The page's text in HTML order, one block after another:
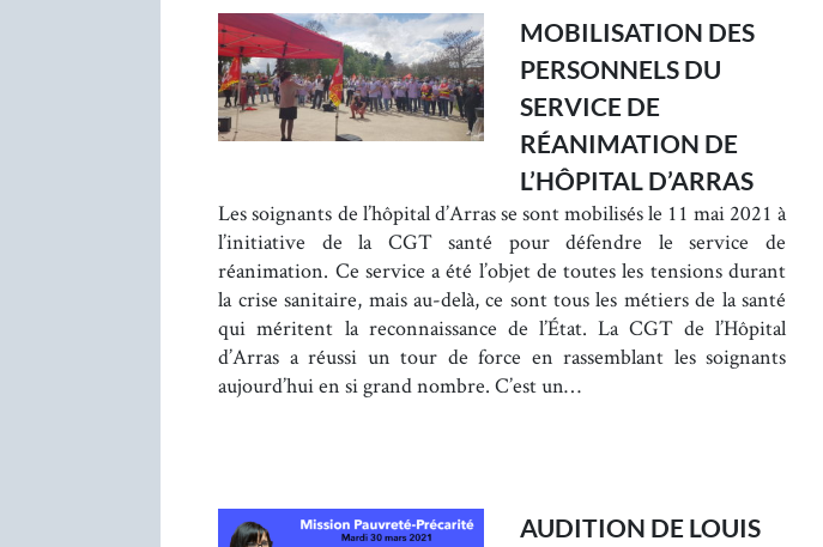
MOBILISATION DES
PERSONNELS DU
SERVICE DE
RÉANIMATION DE
L’HÔPITAL D’ARRAS
Les soignants de l’hôpital d’Arras se sont mobilisés le 11 mai 2021 à
l’initiative de la CGT santé pour défendre le service de
réanimation. Ce service a été l’objet de toutes les tensions durant
la crise sanitaire, mais au-delà, ce sont tous les métiers de la santé
qui méritent la reconnaissance de l’État. La CGT de l’Hôpital
d’Arras a réussi un tour de force en rassemblant les soignants
aujourd’hui en si grand nombre. C’est un…
AUDITION DE LOUIS